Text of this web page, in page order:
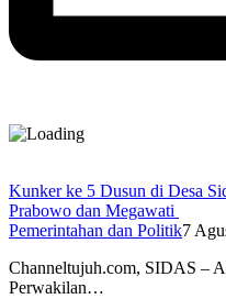
Kunker ke 5 Dusun di Desa
Prabowo dan Megawati
Pemerintahan dan Politik7
Channeltujuh.com, SIDAS –
Perwakilan…